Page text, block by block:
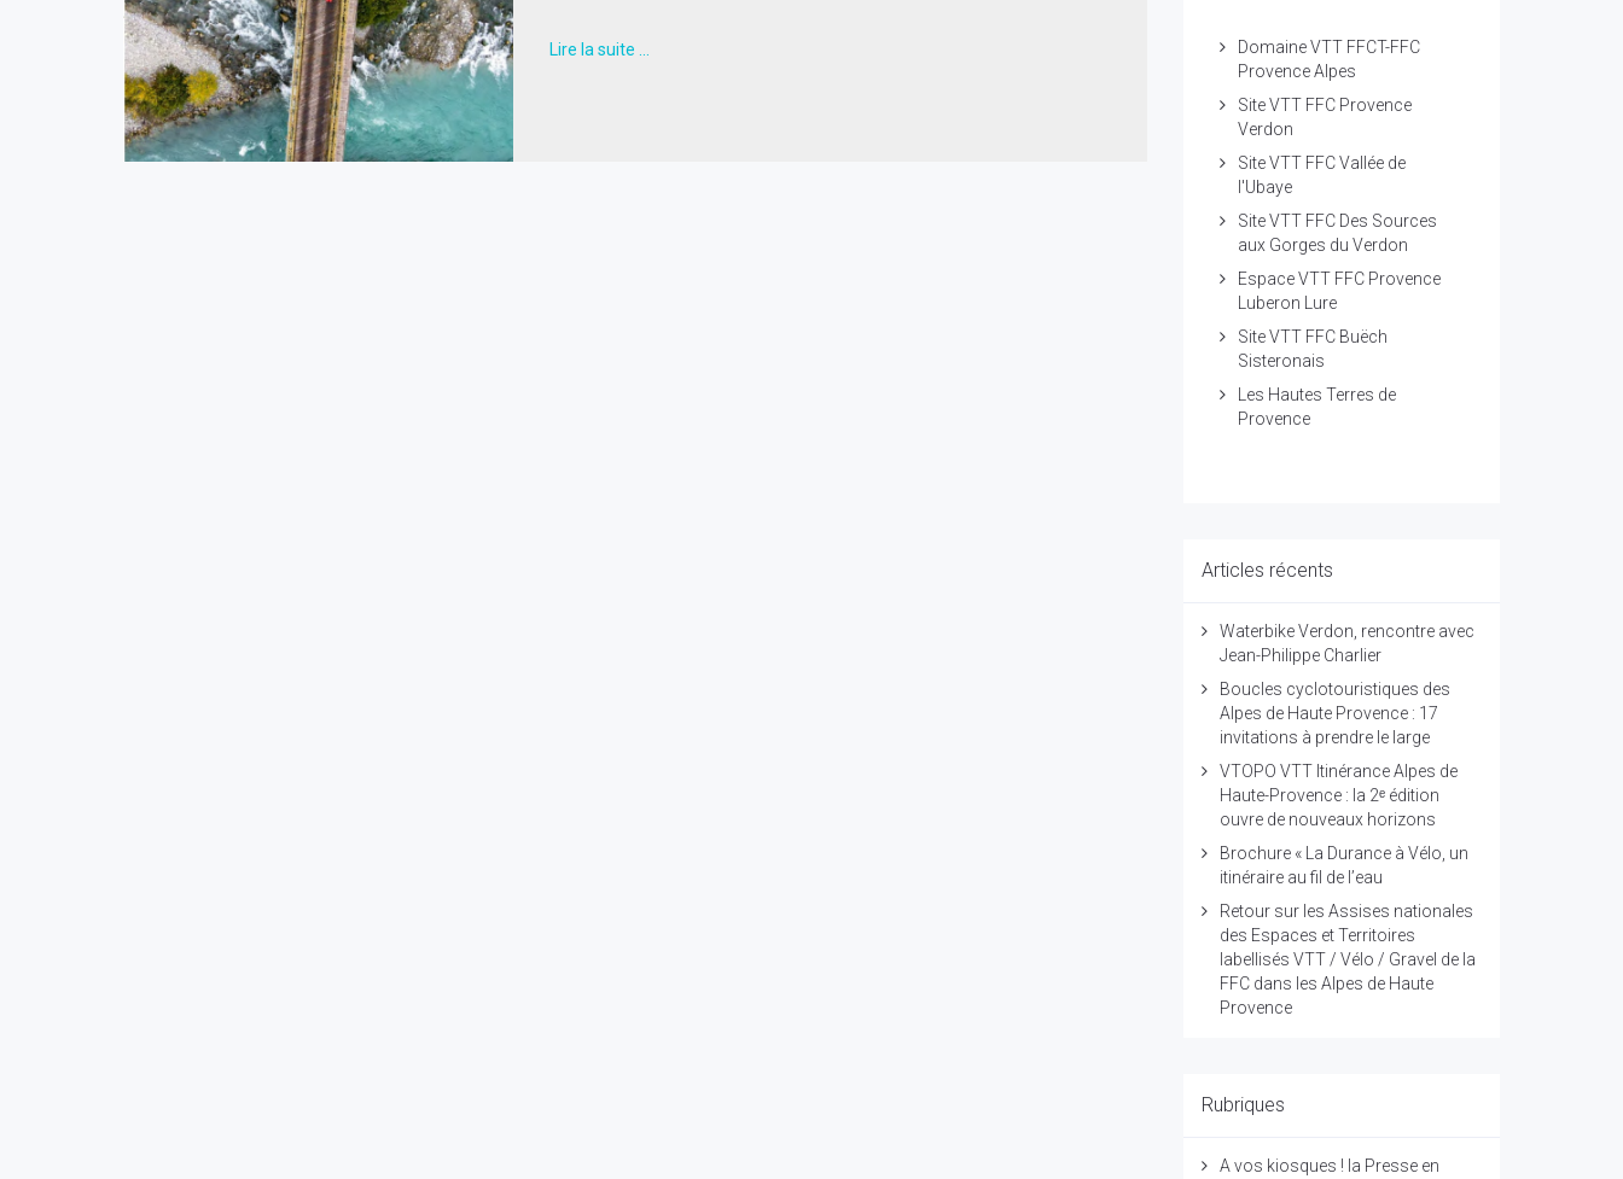
Lire la suite …
Domaine VTT FFCT-FFC
Provence Alpes
Site VTT FFC Provence
Verdon
Site VTT FFC Vallée de
l'Ubaye
Site VTT FFC Des Sources
aux Gorges du Verdon
Espace VTT FFC Provence
Luberon Lure
Site VTT FFC Buëch
Sisteronais
Les Hautes Terres de
Provence
Articles récents
Waterbike Verdon, rencontre avec
Jean-Philippe Charlier
Boucles cyclotouristiques des
Alpes de Haute Provence : 17
invitations à prendre le large
VTOPO VTT Itinérance Alpes de
Haute-Provence : la 2ᵉ édition
ouvre de nouveaux horizons
Brochure « La Durance à Vélo, un
itinéraire au fil de l’eau
Retour sur les Assises nationales
des Espaces et Territoires
labellisés VTT / Vélo / Gravel de la
FFC dans les Alpes de Haute
Provence
Rubriques
A vos kiosques ! la Presse en